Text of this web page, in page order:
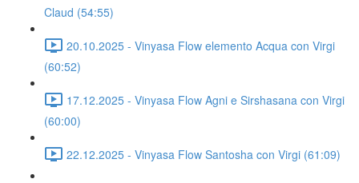
Claud (54:55)
20.10.2025 - Vinyasa Flow elemento Acqua con Virgi
(60:52)
17.12.2025 - Vinyasa Flow Agni e Sirshasana con Virgi
(60:00)
22.12.2025 - Vinyasa Flow Santosha con Virgi (61:09)